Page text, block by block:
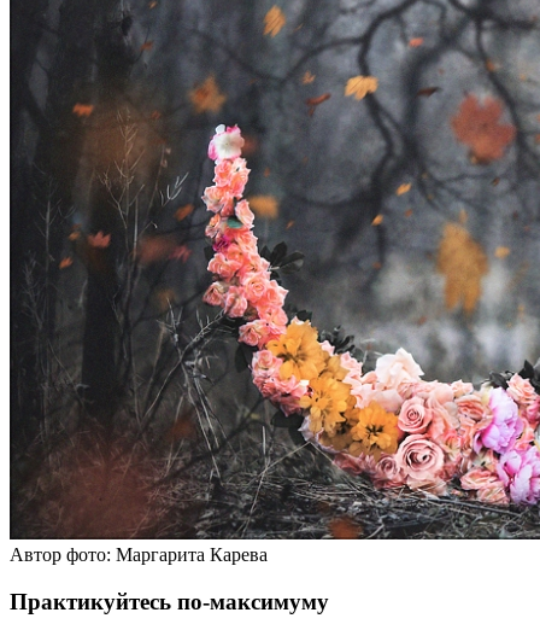
Автор фото: Маргарита Карева
Практикуйтесь по-максимуму